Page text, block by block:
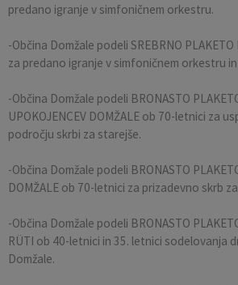
predano igranje v simfoničnem orkestru.
-Občina Domžale podeli SREBRNO PLAKETO
za predano igranje v simfoničnem orkestru
-Občina Domžale podeli BRONASTO
UPOKOJENCEV DOMŽALE ob 70-letnici za
področju skrbi za starejše.
-Občina Domžale podeli BRONASTO
DOMŽALE ob 70-letnici za prizadevno skrb
-Občina Domžale podeli BRONASTO
RÜTI ob 40-letnici in 35. letnici sodelovanja
Domžale.